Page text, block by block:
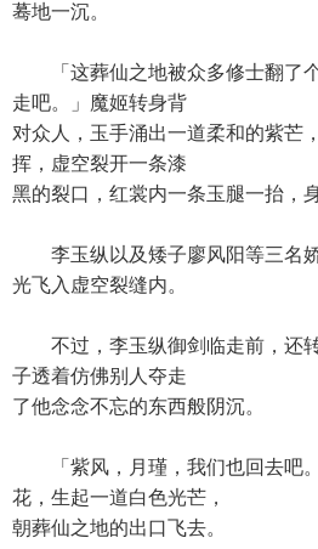
蓦地一沉。
「这葬仙之地被众多修士翻了个
走吧。」魔姬转身背
对众人，玉手涌出一道柔和的紫芒
挥，虚空裂开一条漆
黑的裂口，红裳内一条玉腿一抬，
李玉纵以及矮子廖风阳等三名
光飞入虚空裂缝内。
不过，李玉纵御剑临走前，还
子透着仿佛别人夺走
了他念念不忘的东西般阴沉。
「紫风，月瑾，我们也回去吧
花，生起一道白色光芒，
朝葬仙之地的出口飞去。